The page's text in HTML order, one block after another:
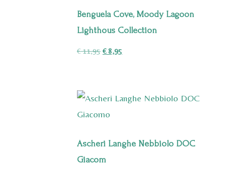
Benguela Cove, Moody Lagoon
Lighthous Collection
€11,95 Oorspronkelijke
€ 11,95.
€8,95Huidige
€ 8,95.
Ascheri Langhe Nebbiolo DOC
Giacom